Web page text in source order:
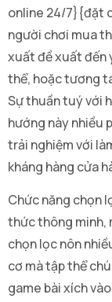
online 24/7}{đặt
người chơi mua
xuất đề xuất đến
thể, hoặc tương
Sự thuần tuý với
hướng này nhiều
trải nghiệm với
kháng hàng cửa
Chức năng chọn
thức thông minh,
chọn lọc nôn
cơ mà tập thể
game bài xích